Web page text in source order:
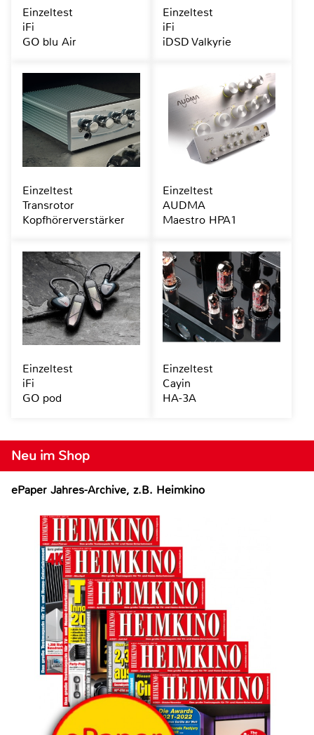
Neu im Shop
ePaper Jahres-Archive, z.B. Heimkino
Einzeltest
iFi
GO blu Air
Einzeltest
iFi
iDSD Valkyrie
Einzeltest
Transrotor
Kopfhörerverstärker
Einzeltest
AUDMA
Maestro HPA1
Einzeltest
iFi
GO pod
Einzeltest
Cayin
HA-3A